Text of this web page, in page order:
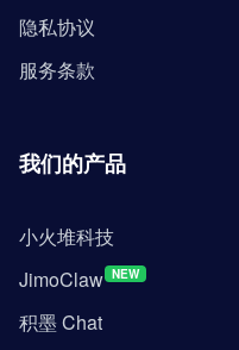
隐私协议
服务条款
我们的产品
小火堆科技
JimoClaw NEW
积墨 Chat